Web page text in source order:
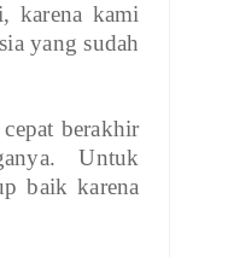
karena kami
yang sudah
berakhir
Untuk
baik karena